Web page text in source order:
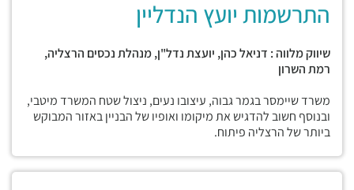
התרשמות יועץ הנדליין
שיווק מלווה : דניאל כהן, יועצת נדל"ן, מנהלת נכסים הרצליה,
רמת השרון
משרד שיימסר בגמר גבוה, עיצובו נעים, ניצול שטח המשרד מיטבי,
ובנוסף חשוב להדגיש את מיקומו ואופיו של הבניין באזור המבוקש
ביותר של הרצליה פיתוח.